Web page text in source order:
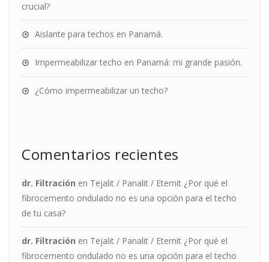
crucial?
Aislante para techos en Panamá.
Impermeabilizar techo en Panamá: mi grande pasión.
¿Cómo impermeabilizar un techo?
Comentarios recientes
dr. Filtración en Tejalit / Panalit / Eternit ¿Por qué el
fibrocemento ondulado no es una opción para el techo
de tu casa?
dr. Filtración en Tejalit / Panalit / Eternit ¿Por qué el
fibrocemento ondulado no es una opción para el techo